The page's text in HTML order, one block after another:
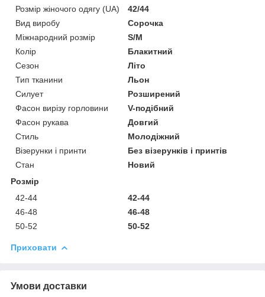
Розмір жіночого одягу (UA)
42/44
Вид виробу
Сорочка
Міжнародний розмір
S/M
Колір
Блакитний
Сезон
Літо
Тип тканини
Льон
Силует
Розширений
Фасон вирізу горловини
V-подібний
Фасон рукава
Довгий
Стиль
Молодіжний
Візерунки і принти
Без візерунків і принтів
Стан
Новий
Розмір
42-44
42-44
46-48
46-48
50-52
50-52
Приховати
Умови доставки